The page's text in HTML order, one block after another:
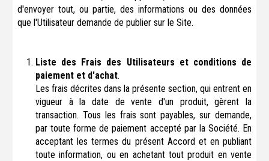
d'envoyer tout, ou partie, des informations ou des données
que l'Utilisateur demande de publier sur le Site.
Liste des Frais des Utilisateurs et conditions de
paiement et d'achat.
Les frais décrites dans la présente section, qui entrent en
vigueur à la date de vente d'un produit, gèrent la
transaction. Tous les frais sont payables, sur demande,
par toute forme de paiement accepté par la Société. En
acceptant les termes du présent Accord et en publiant
toute information, ou en achetant tout produit en vente